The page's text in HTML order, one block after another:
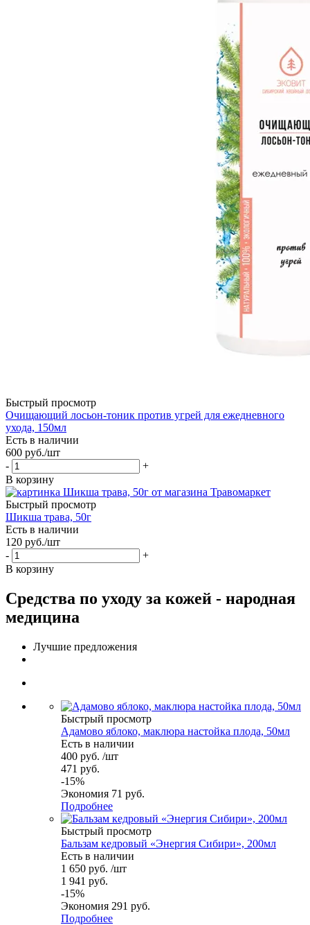
Быстрый просмотр
Очищающий лосьон-тоник против угрей для ежедневного
ухода, 150мл
Есть в наличии
600 руб./шт
-
+
В корзину
Быстрый просмотр
Шикша трава, 50г
Есть в наличии
120 руб./шт
-
+
В корзину
Средства по уходу за кожей - народная
медицина
Лучшие предложения
Быстрый просмотр
Адамово яблоко, маклюра настойка плода, 50мл
Есть в наличии
400 руб. /шт
471 руб.
-15%
Экономия 71 руб.
Подробнее
Быстрый просмотр
Бальзам кедровый «Энергия Сибири», 200мл
Есть в наличии
1 650 руб. /шт
1 941 руб.
-15%
Экономия 291 руб.
Подробнее